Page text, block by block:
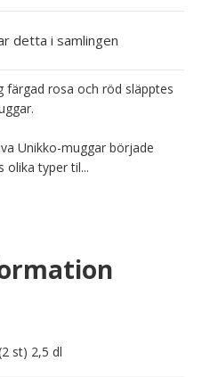
detta i samlingen
färgad rosa och röd släpptes
Unikko-muggar började
olika typer til...
st) 2,5 dl